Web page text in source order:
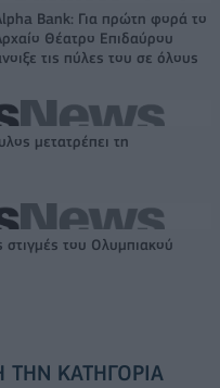
Bank: Για πρώτη φορά το
Θέατρο Επιδαύρου
τις πύλες του σε όλους
μετατρέπει τη
του Ολυμπιακού
ΤΗΝ ΚΑΤΗΓΟΡΊΑ